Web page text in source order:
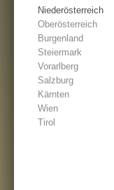
Niederösterreich
Oberösterreich
Burgenland
Steiermark
Vorarlberg
Salzburg
Kärnten
Wien
Tirol